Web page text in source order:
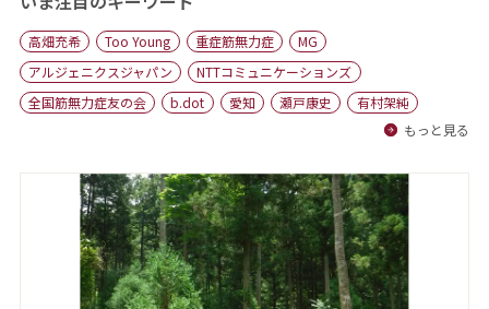
出版物
会社概要
高畑充希 Too Young 重症筋無力症
MG
アルジェニクスジャパン
NTTコミュニケーションズ
全国筋無力症友の会
b.dot 愛知 瀬戸康史
有村架純
もっと見る